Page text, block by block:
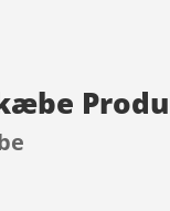
kæbe